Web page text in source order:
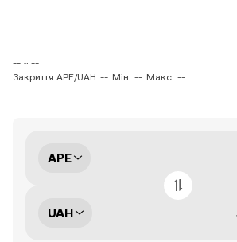
-- ~ --
Закриття APE/UAH: -- Мін.: -- Макс.: --
APE
UAH